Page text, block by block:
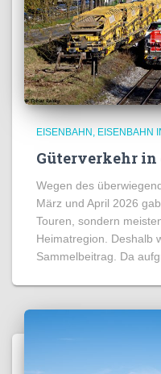
EISENBAHN EISENBAHN
Güterverkehr in
Wegen des
März und April 2026
Touren, sondern
Heimatregion. Deshalb
Sammelbeitrag. Da